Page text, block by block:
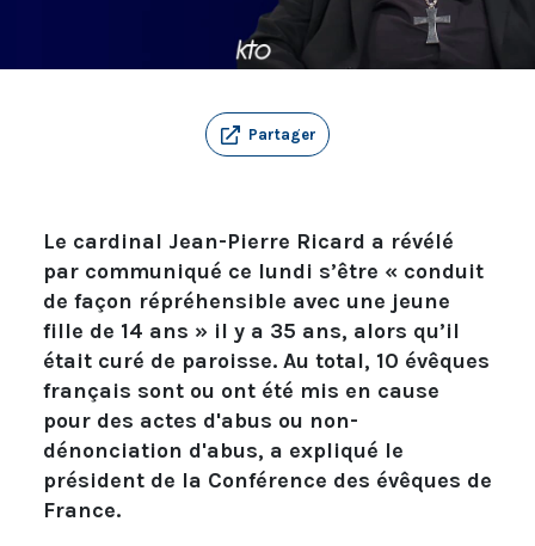
Partager
Le cardinal Jean-Pierre Ricard a révélé
par communiqué ce lundi s’être « conduit
de façon répréhensible avec une jeune
fille de 14 ans » il y a 35 ans, alors qu’il
était curé de paroisse. Au total, 10 évêques
français sont ou ont été mis en cause
pour des actes d'abus ou non-
dénonciation d'abus, a expliqué le
président de la Conférence des évêques de
France.